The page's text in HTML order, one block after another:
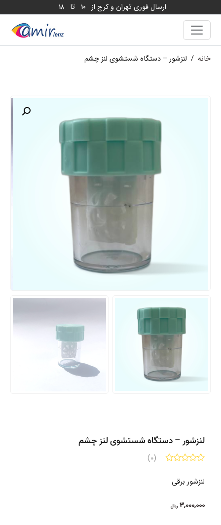
ارسال فوری تهران و کرج از 10 تا 18
خانه / لنزشور – دستگاه شستشوی لنز چشم
لنزشور – دستگاه شستشوی لنز چشم
(0)
لنزشور برقی
3,000,000 ریال